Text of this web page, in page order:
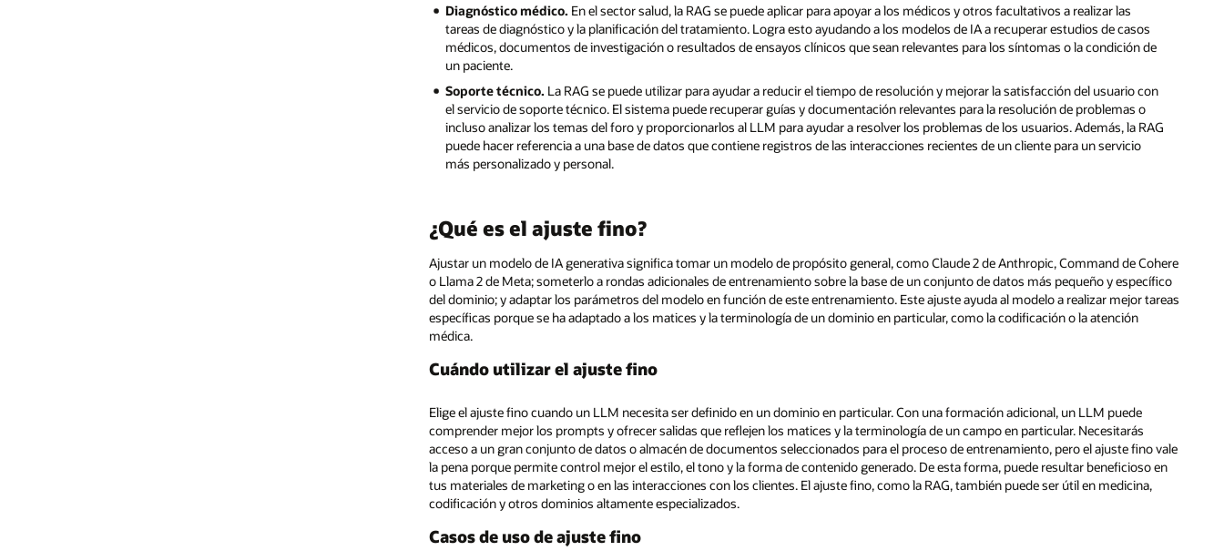
Diagnóstico médico. En el sector salud, la RAG se puede aplicar para apoyar a los médicos y otros facultativos a realizar las
tareas de diagnóstico y la planificación del tratamiento. Logra esto ayudando a los modelos de IA a recuperar estudios de casos
médicos, documentos de investigación o resultados de ensayos clínicos que sean relevantes para los síntomas o la condición de
un paciente.
Soporte técnico. La RAG se puede utilizar para ayudar a reducir el tiempo de resolución y mejorar la satisfacción del usuario con
el servicio de soporte técnico. El sistema puede recuperar guías y documentación relevantes para la resolución de problemas o
incluso analizar los temas del foro y proporcionarlos al LLM para ayudar a resolver los problemas de los usuarios. Además, la RAG
puede hacer referencia a una base de datos que contiene registros de las interacciones recientes de un cliente para un servicio
más personalizado y personal.
¿Qué es el ajuste fino?
Ajustar un modelo de IA generativa significa tomar un modelo de propósito general, como Claude 2 de Anthropic, Command de Cohere
o Llama 2 de Meta; someterlo a rondas adicionales de entrenamiento sobre la base de un conjunto de datos más pequeño y específico
del dominio; y adaptar los parámetros del modelo en función de este entrenamiento. Este ajuste ayuda al modelo a realizar mejor tareas
específicas porque se ha adaptado a los matices y la terminología de un dominio en particular, como la codificación o la atención
médica.
Cuándo utilizar el ajuste fino
Elige el ajuste fino cuando un LLM necesita ser definido en un dominio en particular. Con una formación adicional, un LLM puede
comprender mejor los prompts y ofrecer salidas que reflejen los matices y la terminología de un campo en particular. Necesitarás
acceso a un gran conjunto de datos o almacén de documentos seleccionados para el proceso de entrenamiento, pero el ajuste fino vale
la pena porque permite control mejor el estilo, el tono y la forma de contenido generado. De esta forma, puede resultar beneficioso en
tus materiales de marketing o en las interacciones con los clientes. El ajuste fino, como la RAG, también puede ser útil en medicina,
codificación y otros dominios altamente especializados.
Casos de uso de ajuste fino